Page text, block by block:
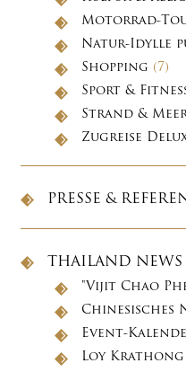
Motorrad-
Natur-Idylle
Shopping (7)
Sport &
Strand &
Zugreise
PRESSE &
THAILAND NEWS
"Vijit Chao
Chinesisches
Event-
Loy Krathong